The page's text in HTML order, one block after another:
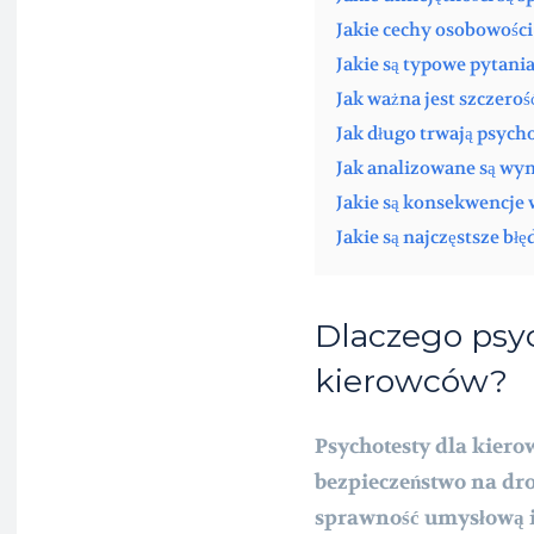
Jakie cechy
Jakie są typowe
Jak ważna jest
Jak długo trwają
Jak analizowane są
Jakie są
Jakie są najczęstsze
Dlaczego
kierowców?
Psychotesty dla
bezpieczeństwo na
sprawność